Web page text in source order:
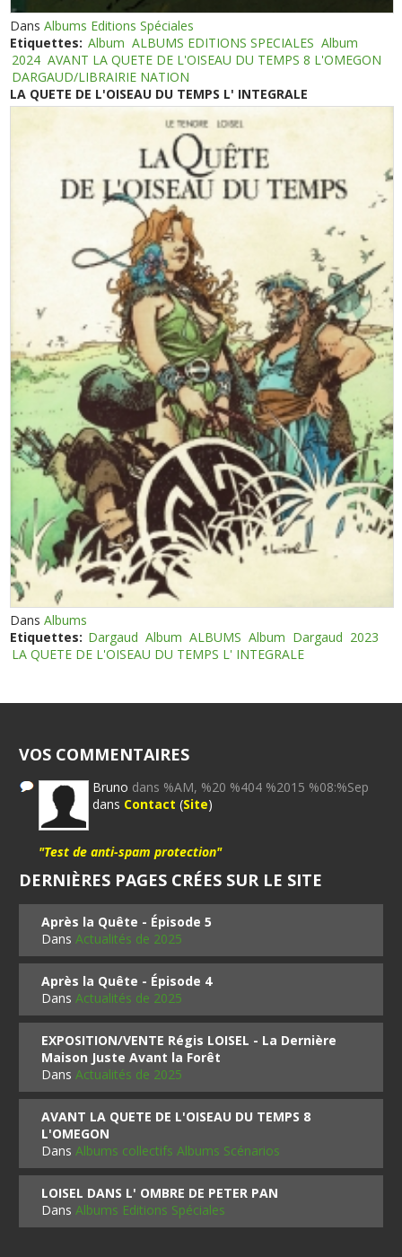
DansAlbums Editions Spéciales
Etiquettes: Album ALBUMS EDITIONS SPECIALES Album
2024 AVANT LA QUETE DE L'OISEAU DU TEMPS 8 L'OMEGON
DARGAUD/LIBRAIRIE NATION
LA QUETE DE L'OISEAU DU TEMPS L' INTEGRALE
DansAlbums
Etiquettes: Dargaud Album ALBUMS Album Dargaud 2023
LA QUETE DE L'OISEAU DU TEMPS L' INTEGRALE
VOS COMMENTAIRES
Bruno dans %AM, %20 %404 %2015 %08:%Sep
dans Contact (Site)
"Test de anti-spam protection"
DERNIÈRES PAGES CRÉES SUR LE SITE
Après la Quête - Épisode 5
DansActualités de 2025
Après la Quête - Épisode 4
DansActualités de 2025
EXPOSITION/VENTE Régis LOISEL - La Dernière
Maison Juste Avant la Forêt
DansActualités de 2025
AVANT LA QUETE DE L'OISEAU DU TEMPS 8
L'OMEGON
DansAlbums collectifs Albums Scénarios
LOISEL DANS L' OMBRE DE PETER PAN
DansAlbums Editions Spéciales